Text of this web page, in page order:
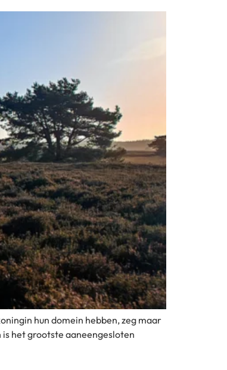
hun domein hebben, zeg maar
het grootste aaneengesloten